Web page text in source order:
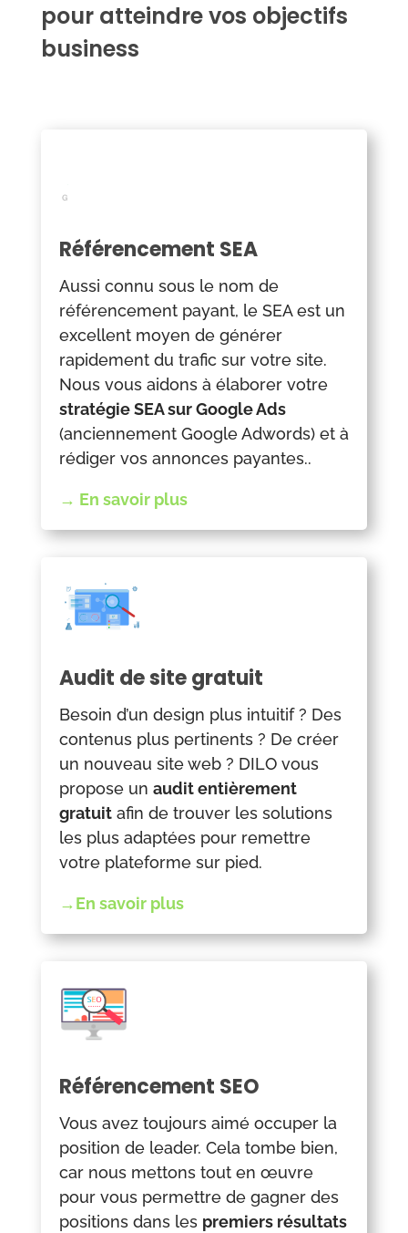
pour atteindre vos objectifs
business
Référencement SEA
Aussi connu sous le nom de
référencement payant, le SEA est un
excellent moyen de générer
rapidement du trafic sur votre site.
Nous vous aidons à élaborer votre
stratégie SEA sur Google Ads
(anciennement Google Adwords) et à
rédiger vos annonces payantes..
→ En savoir plus
Audit de site gratuit
Besoin d’un design plus intuitif ? Des
contenus plus pertinents ? De créer
un nouveau site web ? DILO vous
propose un audit entièrement
gratuitafin de trouver les solutions
les plus adaptées pour remettre
votre plateforme sur pied.
→En savoir plus
Référencement SEO
Vous avez toujours aimé occuper la
position de leader. Cela tombe bien,
car nous mettons tout en œuvre
pour vous permettre de gagner des
positions dans les premiers résultats